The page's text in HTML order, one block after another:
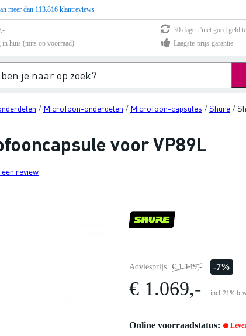
meer dan 113.816 klantreviews
30 dagen 'niet goed geld
in huis (mits op voorraad)
Laagste-prijs-garantie
/ Microfoon-onderdelen / Microfoon-capsules /Shure /
voor VP89L
review
Adviesprijs € 1.149,- -7%
€ 1.069,- incl. 21%
Online voorraadstatus: